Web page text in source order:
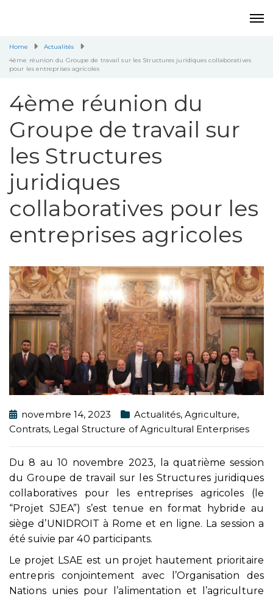
Home
Actualités
4ème réunion du Groupe de travail sur les Structures juridiques collaboratives
pour les entreprises agricoles
4ème réunion du
Groupe de travail sur
les Structures
juridiques
collaboratives pour les
entreprises agricoles
novembre 14, 2023 Actualités,Agriculture,
Contrats, Legal Structure of Agricultural Enterprises
Du 8 au 10 novembre 2023, la quatrième session
du Groupe de travail sur les Structures juridiques
collaboratives pour les entreprises agricoles (le
“Projet SJEA”) s’est tenue en format hybride au
siège d’UNIDROIT à Rome et en ligne. La session a
été suivie par 40 participants.
Le projet LSAE est un projet hautement prioritaire
entrepris conjointement avec l’Organisation des
Nations unies pour l’alimentation et l’agriculture